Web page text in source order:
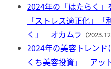
2024年の「はたらく」
「ストレス適正化」
く」 オカムラ （
2024年の美容トレンド
くち美容投資」 アッ